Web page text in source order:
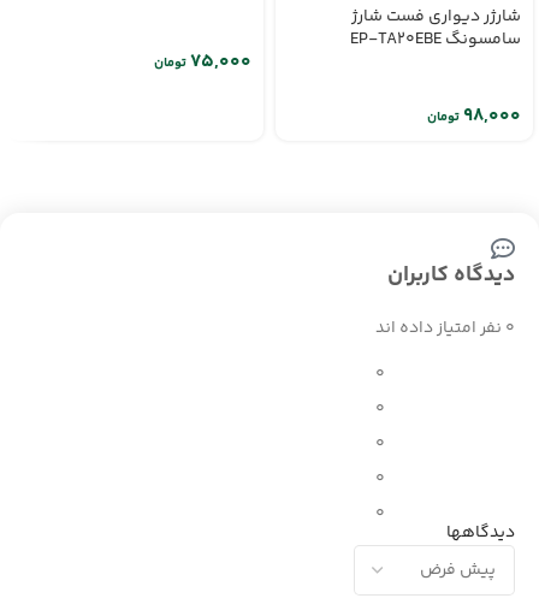
شارژر دیواری فست شارژ
سامسونگ EP-TA20EBE
تومان
تومان
دیدگاه کاربران
0 نفر امتیاز داده اند
0
0
0
0
0
دیدگاهها